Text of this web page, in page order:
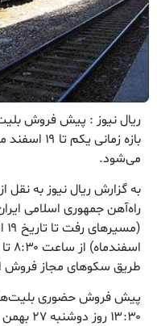
می‌شود.
به گزارش ریال نیوز به نقل
راه‌آهن جمهوری اسلامی
طریق سکوهای مجاز فروش
۱۳:۳۰